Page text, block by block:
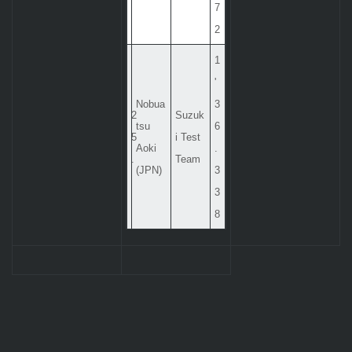
7
2
2
5
Nobua
tsu
Aoki
(JPN)
Suzuk
i Test
Team
1
'
3
6
3
3
8